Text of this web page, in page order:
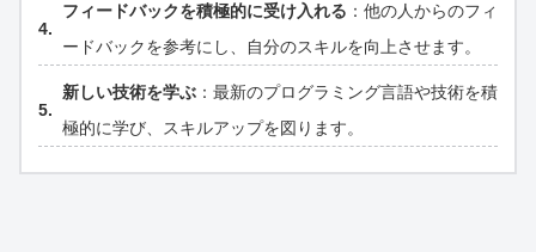
フィードバックを積極的に受け入れる ：他の人からのフィ
ードバックを参考にし、自分のスキルを向上させます。
新しい技術を学ぶ ：最新のプログラミング言語や技術を積
極的に学び、スキルアップを図ります。